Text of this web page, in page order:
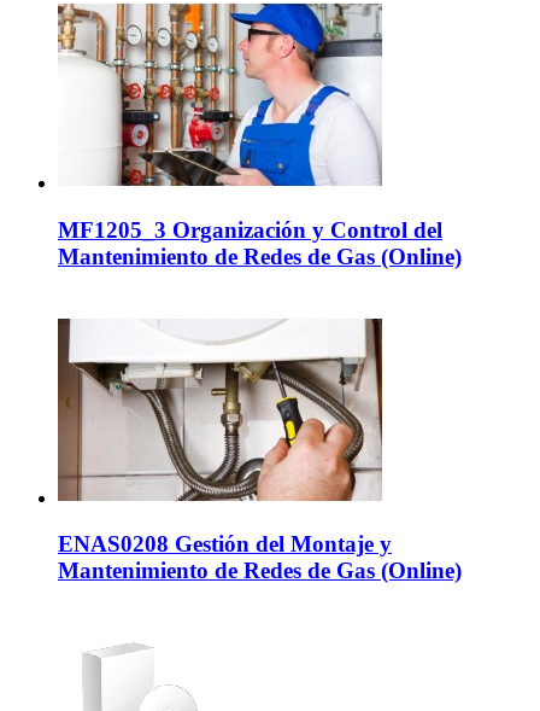
MF1205_3 Organización y Control del
Mantenimiento de Redes de Gas (Online)
ENAS0208 Gestión del Montaje y
Mantenimiento de Redes de Gas (Online)